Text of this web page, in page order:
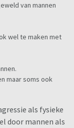
van mannen
wel te maken met
maar soms ook
als fysieke
door mannen als